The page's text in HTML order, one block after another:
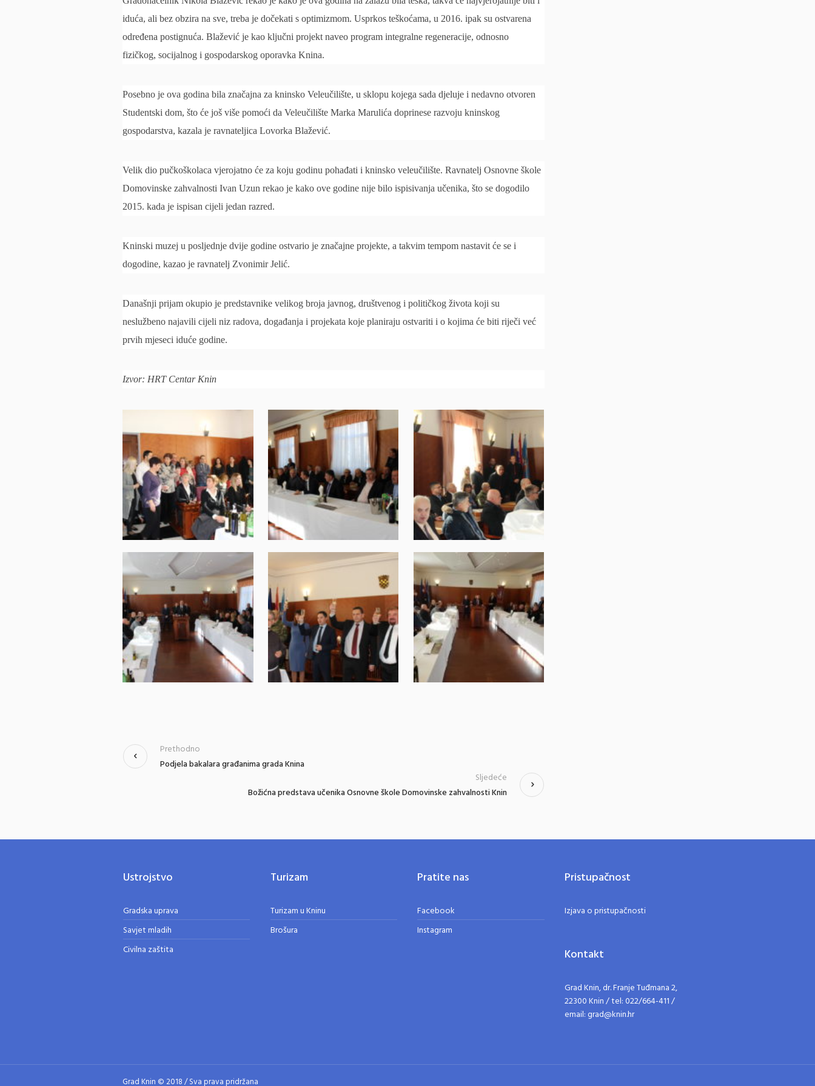
iduća, ali bez obzira na sve, treba je dočekati s optimizmom. Usprkos teškoćama, u 2016. ipak su ostvarena
određena postignuća. Blažević je kao ključni projekt naveo program integralne regeneracije, odnosno
fizičkog, socijalnog i gospodarskog oporavka Knina.
Posebno je ova godina bila značajna za kninsko Veleučilište, u sklopu kojega sada djeluje i nedavno otvoren
Studentski dom, što će još više pomoći da Veleučilište Marka Marulića doprinese razvoju kninskog
gospodarstva, kazala je ravnateljica Lovorka Blažević.
Velik dio pučkoškolaca vjerojatno će za koju godinu pohađati i kninsko veleučilište. Ravnatelj Osnovne škole
Domovinske zahvalnosti Ivan Uzun rekao je kako ove godine nije bilo ispisivanja učenika, što se dogodilo
2015. kada je ispisan cijeli jedan razred.
Kninski muzej u posljednje dvije godine ostvario je značajne projekte, a takvim tempom nastavit će se i
dogodine, kazao je ravnatelj Zvonimir Jelić.
Današnji prijam okupio je predstavnike velikog broja javnog, društvenog i političkog života koji su
neslužbeno najavili cijeli niz radova, događanja i projekata koje planiraju ostvariti i o kojima će biti riječi već
prvih mjeseci iduće godine.
Izvor: HRT Centar Knin
Podjela bakalara građanima grada Knina
Prethodno
Božićna predstava učenika Osnovne škole Domovinske zahvalnosti Knin
Sljedeće
Ustrojstvo
Gradska uprava
Savjet mladih
Civilna zaštita
Turizam
Turizam u Kninu
Brošura
Pratite nas
Facebook
Instagram
Pristupačnost
Izjava o pristupačnosti
Kontakt
Grad Knin, dr. Franje Tuđmana 2,
22300 Knin / tel: 022/664-411 /
email: grad@knin.hr
Grad Knin © 2018 / Sva prava pridržana